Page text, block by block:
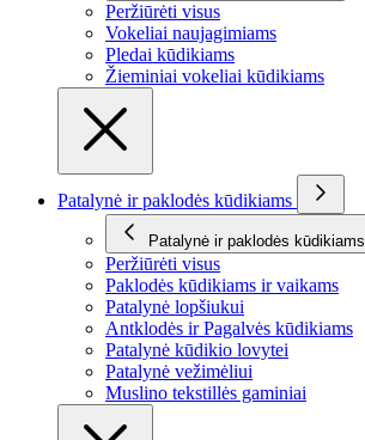
Peržiūrėti visus
Vokeliai naujagimiams
Pledai kūdikiams
Žieminiai vokeliai kūdikiams
Patalynė ir paklodės kūdikiams
Patalynė ir paklodės kūdikiams
Peržiūrėti visus
Paklodės kūdikiams ir vaikams
Patalynė lopšiukui
Antklodės ir Pagalvės kūdikiams
Patalynė kūdikio lovytei
Patalynė vežimėliui
Muslino tekstillės gaminiai